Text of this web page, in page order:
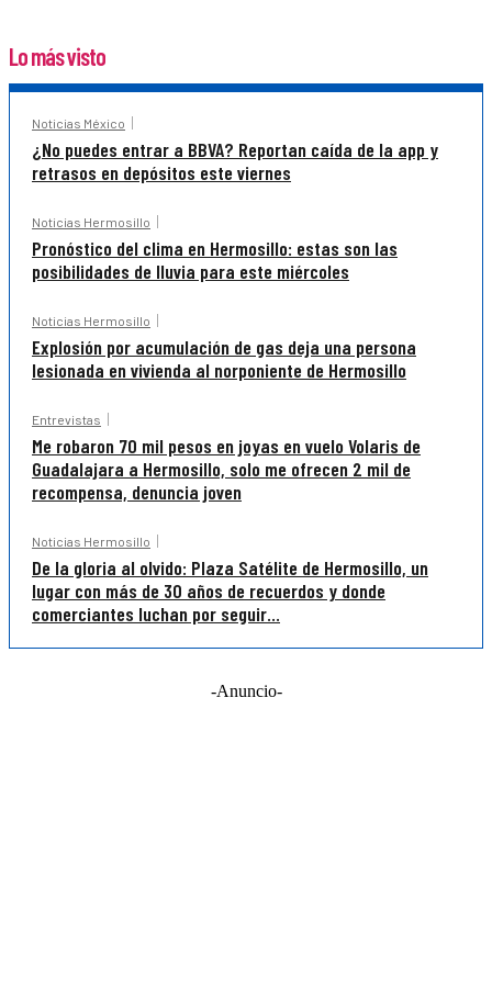
Lo más visto
Noticias México
¿No puedes entrar a BBVA? Reportan caída de la app y
retrasos en depósitos este viernes
Noticias Hermosillo
Pronóstico del clima en Hermosillo: estas son las
posibilidades de lluvia para este miércoles
Noticias Hermosillo
Explosión por acumulación de gas deja una persona
lesionada en vivienda al norponiente de Hermosillo
Entrevistas
Me robaron 70 mil pesos en joyas en vuelo Volaris de
Guadalajara a Hermosillo, solo me ofrecen 2 mil de
recompensa, denuncia joven
Noticias Hermosillo
De la gloria al olvido: Plaza Satélite de Hermosillo, un
lugar con más de 30 años de recuerdos y donde
comerciantes luchan por seguir...
-Anuncio-